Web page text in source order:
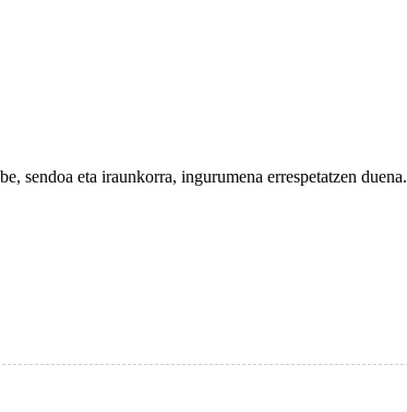
sendoa eta iraunkorra, ingurumena errespetatzen duena.